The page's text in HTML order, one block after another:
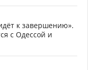
к завершению».
с Одессой и